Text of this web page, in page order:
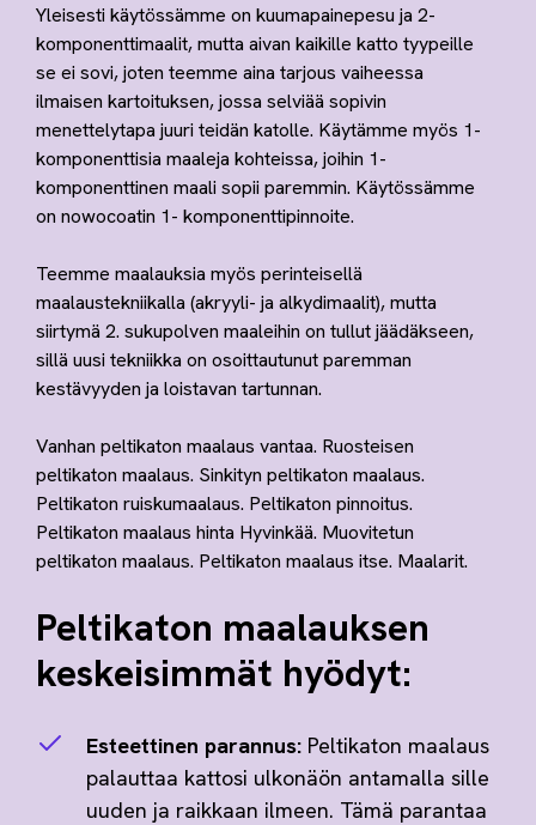
Yleisesti käytössämme on kuumapainepesu ja 2-
komponenttimaalit, mutta aivan kaikille katto tyypeille
se ei sovi, joten teemme aina tarjous vaiheessa
ilmaisen kartoituksen, jossa selviää sopivin
menettelytapa juuri teidän katolle. Käytämme myös 1-
komponenttisia maaleja kohteissa, joihin 1-
komponenttinen maali sopii paremmin. Käytössämme
on nowocoatin 1- komponenttipinnoite.
Teemme maalauksia myös perinteisellä
maalaustekniikalla (akryyli- ja alkydimaalit), mutta
siirtymä 2. sukupolven maaleihin on tullut jäädäkseen,
sillä uusi tekniikka on osoittautunut paremman
kestävyyden ja loistavan tartunnan.
Vanhan peltikaton maalaus vantaa. Ruosteisen
peltikaton maalaus. Sinkityn peltikaton maalaus.
Peltikaton ruiskumaalaus. Peltikaton pinnoitus.
Peltikaton maalaus hinta Hyvinkää. Muovitetun
peltikaton maalaus. Peltikaton maalaus itse. Maalarit.
Peltikaton maalauksen
keskeisimmät hyödyt:
Esteettinen parannus: Peltikaton maalaus
palauttaa kattosi ulkonäön antamalla sille
uuden ja raikkaan ilmeen. Tämä parantaa